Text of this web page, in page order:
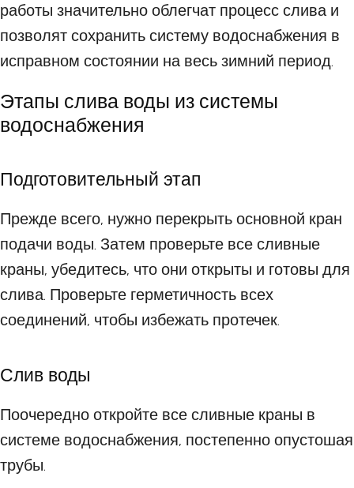
работы значительно облегчат процесс слива и
позволят сохранить систему водоснабжения в
исправном состоянии на весь зимний период.
Этапы слива воды из системы
водоснабжения
Подготовительный этап
Прежде всего, нужно перекрыть основной кран
подачи воды. Затем проверьте все сливные
краны, убедитесь, что они открыты и готовы для
слива. Проверьте герметичность всех
соединений, чтобы избежать протечек.
Слив воды
Поочередно откройте все сливные краны в
системе водоснабжения, постепенно опустошая
трубы.